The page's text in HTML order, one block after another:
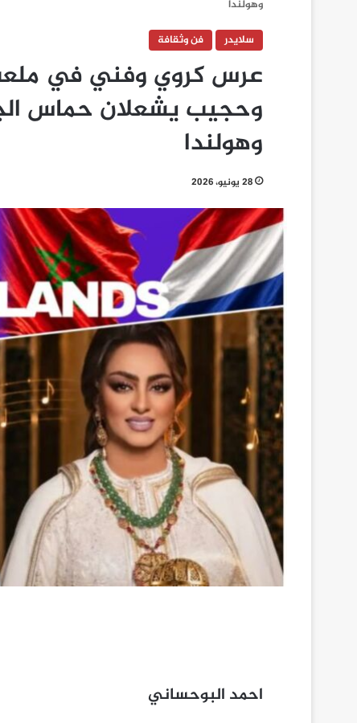
وهولندا
سلايدر
فن وثقافة
عرس كروي وفني في
وحجيب يشعلان حماس
وهولندا
28 يونيو، 2026
احمد البوحساني